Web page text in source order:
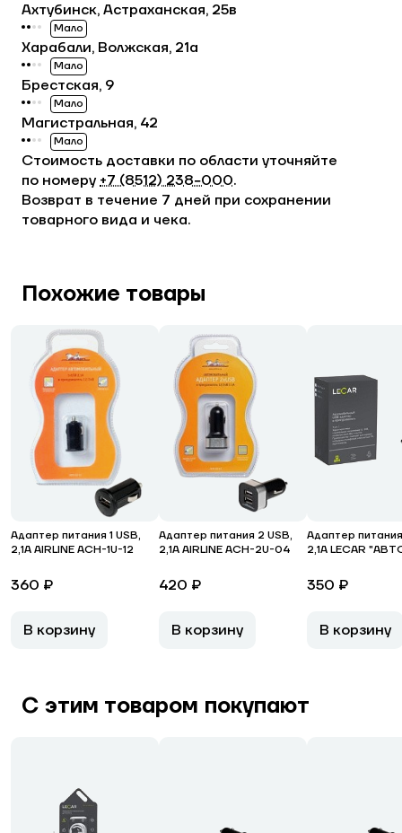
Стоимость доставки по области уточняйте
по номеру +7 (8512) 238−000.
Возврат в течение 7 дней при сохранении
товарного вида и чека.
Ахтубинск, Астраханская, 25в
Мало
Харабали, Волжская, 21а
Мало
Брестская, 9
Мало
Магистральная, 42
Мало
Похожие товары
Адаптер питания 1 USB,
2,1А AIRLINE ACH-1U-12
360 ₽
В корзину
Адаптер питания 2 USB,
2,1А AIRLINE ACH-2U-04
420 ₽
В корзину
Адаптер
2,1А LECAR
350 ₽
В корзину
С этим товаром покупают